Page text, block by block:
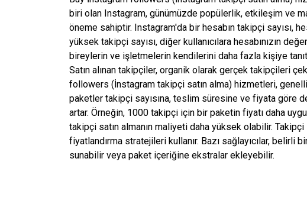
biri olan Instagram, günümüzde popülerlik, etkileşim ve
öneme sahiptir. Instagram'da bir hesabın takipçi sayısı,
yüksek takipçi sayısı, diğer kullanıcılara hesabınızın
bireylerin ve işletmelerin kendilerini daha fazla kişiye
Satın alınan takipçiler, organik olarak gerçek takipçileri
followers (İnstagram takipçi satın alma) hizmetleri,
paketler takipçi sayısına, teslim süresine ve fiyata göre
artar. Örneğin, 1000 takipçi için bir paketin fiyatı daha
takipçi satın almanın maliyeti daha yüksek olabilir.
fiyatlandırma stratejileri kullanır. Bazı sağlayıcılar, belirli
sunabilir veya paket içeriğine ekstralar ekleyebilir.